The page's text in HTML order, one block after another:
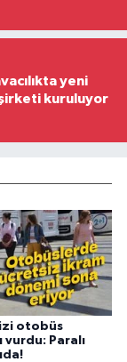
yeni
kuruluyor
otobüs
vurdu: Paralı